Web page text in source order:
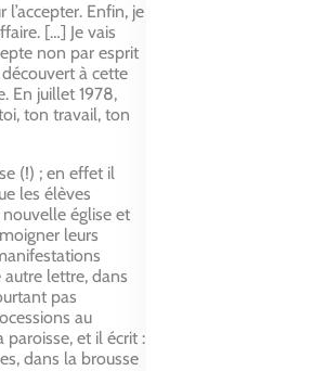
Enfin, je
[…] Je vais
non par esprit
à cette
En juillet 1978,
ton travail, ton
(!) ; en effet il
les élèves
église et
leurs
lettre, dans
pas
au
et il écrit :
dans la brousse